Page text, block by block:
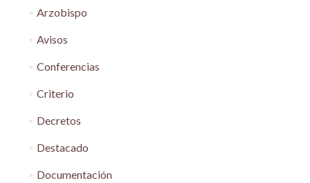
Arzobispo
Avisos
Conferencias
Criterio
Decretos
Destacado
Documentación